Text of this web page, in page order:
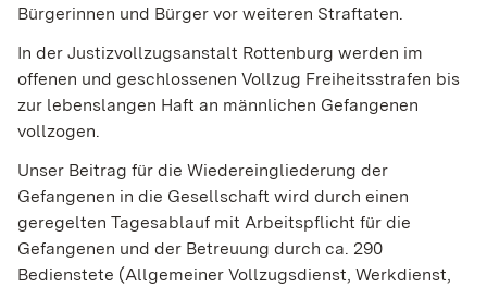
Bürgerinnen und Bürger vor weiteren Straftaten.
In der Justizvollzugsanstalt Rottenburg werden im
offenen und geschlossenen Vollzug Freiheitsstrafen bis
zur lebenslangen Haft an männlichen Gefangenen
vollzogen.
Unser Beitrag für die Wiedereingliederung der
Gefangenen in die Gesellschaft wird durch einen
geregelten Tagesablauf mit Arbeitspflicht für die
Gefangenen und der Betreuung durch ca. 290
Bedienstete (Allgemeiner Vollzugsdienst, Werkdienst,